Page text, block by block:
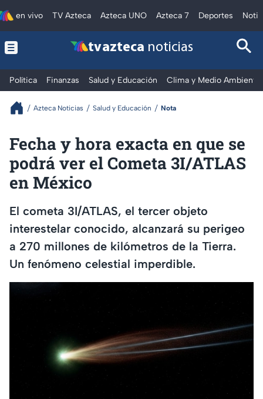
en vivo TV Azteca Azteca UNO Azteca 7 Deportes
tv azteca noticias
Política Finanzas Salud y Educación Clima y Medio Ambiente
Azteca Noticias Salud y Educación Nota
Fecha y hora exacta en que se
podrá ver el Cometa 3I/ATLAS
en México
El cometa 3I/ATLAS, el tercer objeto
interestelar conocido, alcanzará su perigeo
a 270 millones de kilómetros de la Tierra.
Un fenómeno celestial imperdible.